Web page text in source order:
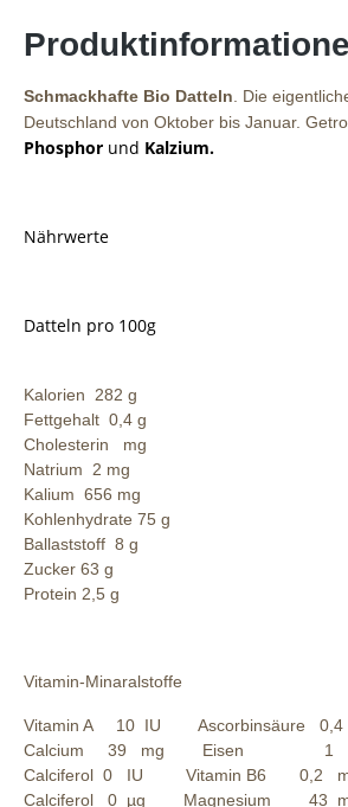
Schmackhafte Bio Datteln . Die
Deutschland von Oktober bis Januar.
Phosphor und Kalzium.
Nährwerte
Datteln pro 100g
Kalorien 282 g
Fettgehalt 0,4 g
Cholesterin mg
Natrium 2 mg
Kalium 656 mg
Kohlenhydrate 75 g
Ballaststoff 8 g
Zucker 63 g
Protein 2,5 g
Vitamin-Minaralstoffe
Vitamin A 10 IU Ascorbinsäure 0,4
Calcium 39 mg Eisen 1
Calciferol 0 IU Vitamin B6 0,2
Calciferol 0 µg Magnesium 43